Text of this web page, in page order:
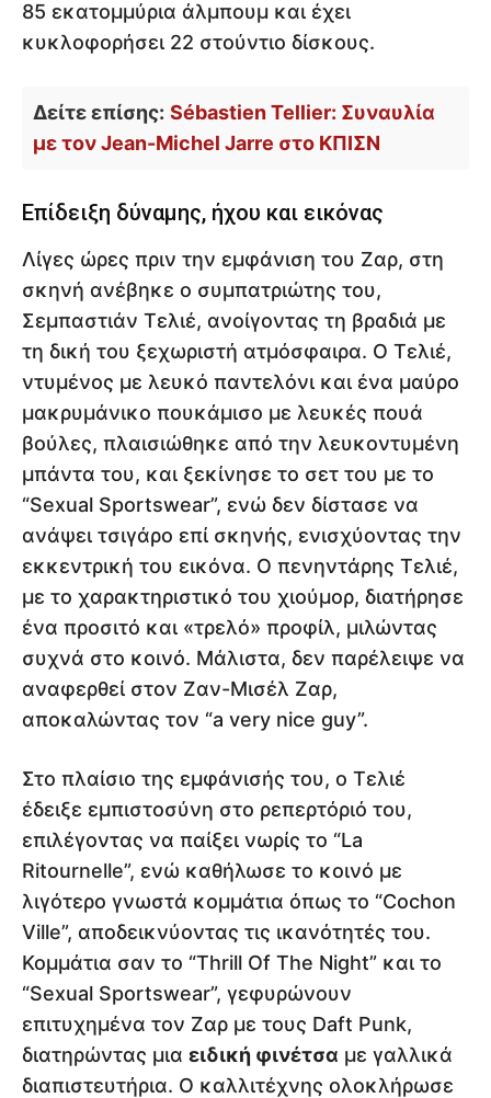
85 εκατομμύρια άλμπουμ και έχει
κυκλοφορήσει 22 στούντιο δίσκους.
Δείτε επίσης: Sébastien Tellier: Συναυλία
με τον Jean-Michel Jarre στο ΚΠΙΣΝ
Επίδειξη δύναμης, ήχου και εικόνας
Λίγες ώρες πριν την εμφάνιση του Ζαρ, στη
σκηνή ανέβηκε ο συμπατριώτης του,
Σεμπαστιάν Τελιέ, ανοίγοντας τη βραδιά με
τη δική του ξεχωριστή ατμόσφαιρα. Ο Τελιέ,
ντυμένος με λευκό παντελόνι και ένα μαύρο
μακρυμάνικο πουκάμισο με λευκές πουά
βούλες, πλαισιώθηκε από την λευκοντυμένη
μπάντα του, και ξεκίνησε το σετ του με το
“Sexual Sportswear”, ενώ δεν δίστασε να
ανάψει τσιγάρο επί σκηνής, ενισχύοντας την
εκκεντρική του εικόνα. Ο πενηντάρης Τελιέ,
με το χαρακτηριστικό του χιούμορ, διατήρησε
ένα προσιτό και «τρελό» προφίλ, μιλώντας
συχνά στο κοινό. Μάλιστα, δεν παρέλειψε να
αναφερθεί στον Ζαν-Μισέλ Ζαρ,
αποκαλώντας τον “a very nice guy”.
Στο πλαίσιο της εμφάνισής του, ο Τελιέ
έδειξε εμπιστοσύνη στο ρεπερτόριό του,
επιλέγοντας να παίξει νωρίς το “La
Ritournelle”, ενώ καθήλωσε το κοινό με
λιγότερο γνωστά κομμάτια όπως το “Cochon
Ville”, αποδεικνύοντας τις ικανότητές του.
Κομμάτια σαν το “Thrill Of The Night” και το
“Sexual Sportswear”, γεφυρώνουν
επιτυχημένα τον Ζαρ με τους Daft Punk,
διατηρώντας μια ειδική φινέτσα με γαλλικά
διαπιστευτήρια. Ο καλλιτέχνης ολοκλήρωσε